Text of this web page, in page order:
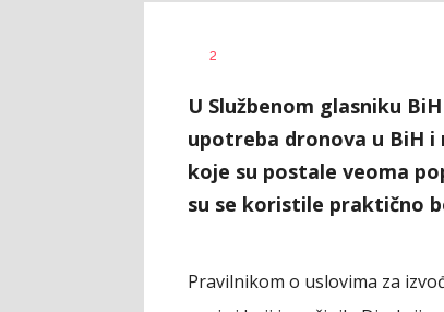
AUTOR
2
U Službenom glasniku
upotreba dronova u BiH
koje su postale veoma
su se koristile praktično
Pravilnikom o uslovima za